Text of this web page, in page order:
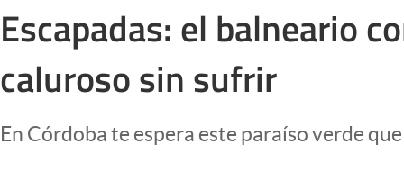
Clima
Mundial 2026
Escapadas: el balneario
caluroso sin sufrir
En Córdoba te espera este paraíso verde